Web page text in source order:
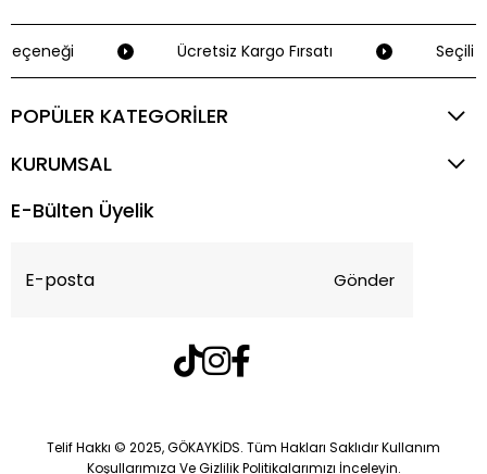
Ücretsiz Kargo Fırsatı Seçili
POPÜLER KATEGORİLER
KURUMSAL
E-Bülten Üyelik
Gönder
Telif Hakkı © 2025, GÖKAYKİDS. Tüm Hakları Saklıdır Kullanım
Koşullarımıza Ve Gizlilik Politikalarımızı İnceleyin.